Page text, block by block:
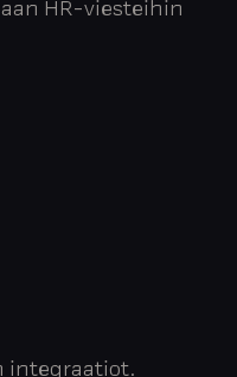
HR-viesteihin
integraatiot.